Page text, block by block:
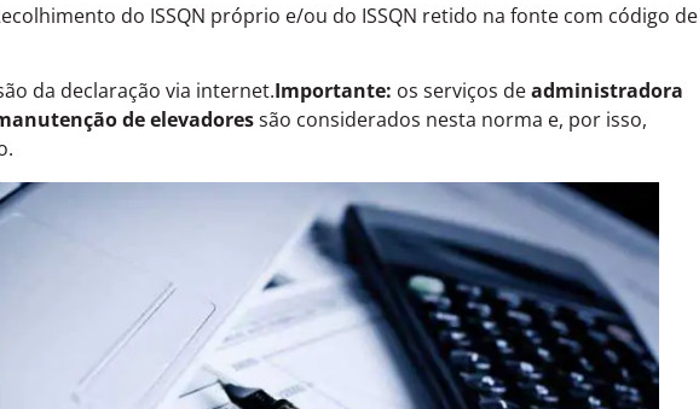
do ISSQN próprio e/ou do ISSQN retido na fonte com código de
da declaração via internet.Importante: os serviços deadministradora
de elevadoressão considerados nesta norma e, por isso,